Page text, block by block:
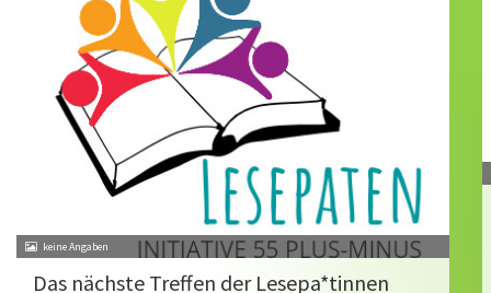
Das nächste Treffen der Lesepa*tinnen